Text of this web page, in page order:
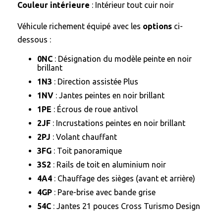
Couleur intérieure : Intérieur tout cuir noir
Véhicule richement équipé avec les options ci-
dessous :
0NC : Désignation du modèle peinte en noir
brillant
1N3 : Direction assistée Plus
1NV : Jantes peintes en noir brillant
1PE : Écrous de roue antivol
2JF : Incrustations peintes en noir brillant
2PJ : Volant chauffant
3FG : Toit panoramique
3S2 : Rails de toit en aluminium noir
4A4 : Chauffage des sièges (avant et arrière)
4GP : Pare-brise avec bande grise
54C : Jantes 21 pouces Cross Turismo Design